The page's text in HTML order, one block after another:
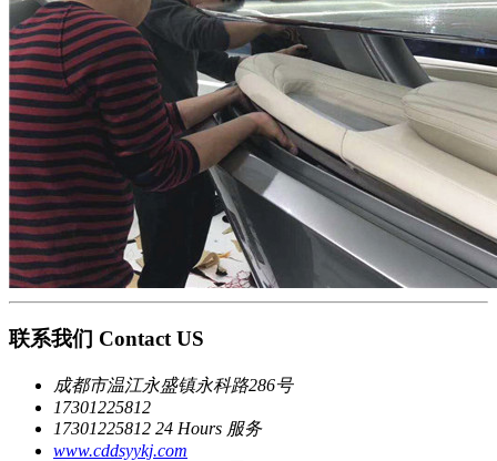
联系我们 Contact US
成都市温江永盛镇永科路286号
17301225812
17301225812 24 Hours 服务
www.cddsyykj.com